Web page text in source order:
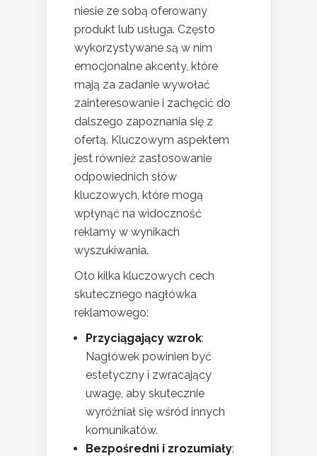
niesie ze sobą oferowany
produkt lub usługa. Często
wykorzystywane są w nim
emocjonalne akcenty, które
mają za zadanie wywołać
zainteresowanie i zachęcić do
dalszego zapoznania się z
ofertą. Kluczowym aspektem
jest również zastosowanie
odpowiednich słów
kluczowych, które mogą
wpłynąć na widoczność
reklamy w wynikach
wyszukiwania.
Oto kilka kluczowych cech
skutecznego nagłówka
reklamowego:
Przyciągający wzrok:
Nagłówek powinien być
estetyczny i zwracający
uwagę, aby skutecznie
wyróżniał się wśród innych
komunikatów.
Bezpośredni i zrozumiały: